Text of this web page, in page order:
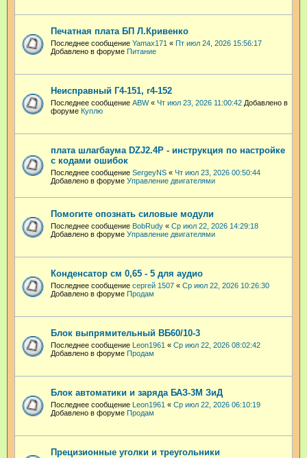
Печатная плата БП Л.Кривенко
Последнее сообщение Yamax171 « Пт июл 24, 2026 15:56:17
Добавлено в форуме Питание
Неисправный Г4-151, г4-152
Последнее сообщение ABW« Чт июл 23, 2026 11:00:42 Добавлено в
форуме Куплю
плата шлагбаума DZJ2.4P - инструкция по настройке
с кодами ошибок
Последнее сообщение SergeyNS « Чт июл 23, 2026 00:50:44
Добавлено в форуме Управление двигателями
Помогите опознать силовые модули
Последнее сообщение BobRudy « Ср июл 22, 2026 14:29:18
Добавлено в форуме Управление двигателями
Конденсатор см 0,65 - 5 для аудио
Последнее сообщение сергей 1507 « Ср июл 22, 2026 10:26:30
Добавлено в форуме Продам
Блок выпрямительный ВБ60/10-3
Последнее сообщение Leon1961 « Ср июл 22, 2026 08:02:42
Добавлено в форуме Продам
Блок автоматики и заряда БАЗ-3М ЗиД
Последнее сообщение Leon1961 « Ср июл 22, 2026 06:10:19
Добавлено в форуме Продам
Прецизионные уголки и треугольники